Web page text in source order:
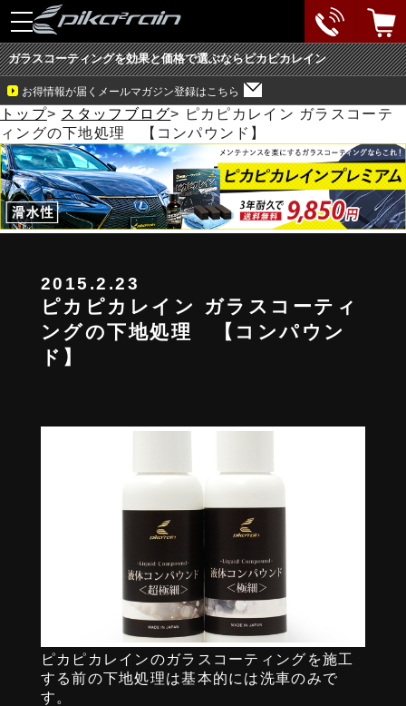
toggle
navigation
ガラスコーティングを効果と価格で選ぶならピカピカレイン
お得情報が届くメールマガジン登録はこちら
トップ> スタッフブログ> ピカピカレイン ガラスコーテ
ィングの下地処理 【コンパウンド】
2015.2.23
ピカピカレイン ガラスコーティ
ングの下地処理 【コンパウン
ド】
ピカピカレインのガラスコーティングを施工
する前の下地処理は基本的には洗車のみで
す。